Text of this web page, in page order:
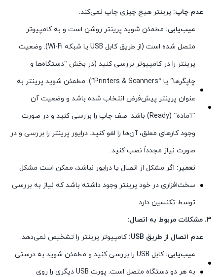
عدم چاپ: پرینتر هیچ چیزی چاپ نمی‌کند.
عیب‌یابی: مطمئن شوید پرینتر روشن است و به کامپیوتر
متصل شده است (از طریق کابل USB یا شبکه Wi-Fi). وضعیت
پرینتر را در کامپیوتر بررسی کنید (در بخش “دستگاه‌ها و
چاپگرها” یا “Printers & Scanners”). مطمئن شوید پرینتر به
عنوان پرینتر پیش‌فرض انتخاب شده باشد و وضعیت آن
“آماده” (Ready) باشد. صف چاپ را بررسی کنید و در صورت
وجود کارهای معلق، آن‌ها را لغو کنید. درایور پرینتر را بررسی و در
صورت نیاز مجدداً نصب کنید.
تعمیر: اگر مشکل از اتصال یا درایور نباشد، ممکن است مشکل
سخت‌افزاری در خود پرینتر وجود داشته باشد که نیاز به بررسی
توسط تکنسین دارد.
۳. مشکلات مربوط به اتصال:
عدم اتصال از طریق USB:
کامپیوتر پرینتر را تشخیص نمی‌دهد.
عیب‌یابی:
کابل USB را بررسی کنید و مطمئن شوید به درستی
به هر دو دستگاه متصل است. پورت USB دیگری را روی